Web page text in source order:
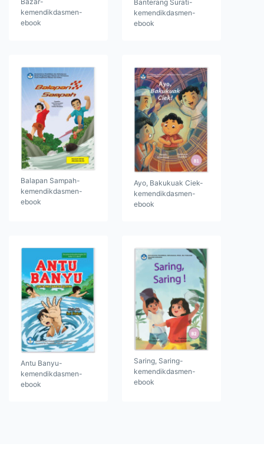
kemendikdasmen-
ebook
Banterang Surati-
kemendikdasmen-
ebook
Balapan Sampah-
kemendikdasmen-
ebook
Ayo, Bakukuak Ciek-
kemendikdasmen-
ebook
Antu Banyu-
kemendikdasmen-
ebook
Saring, Saring-
kemendikdasmen-
ebook